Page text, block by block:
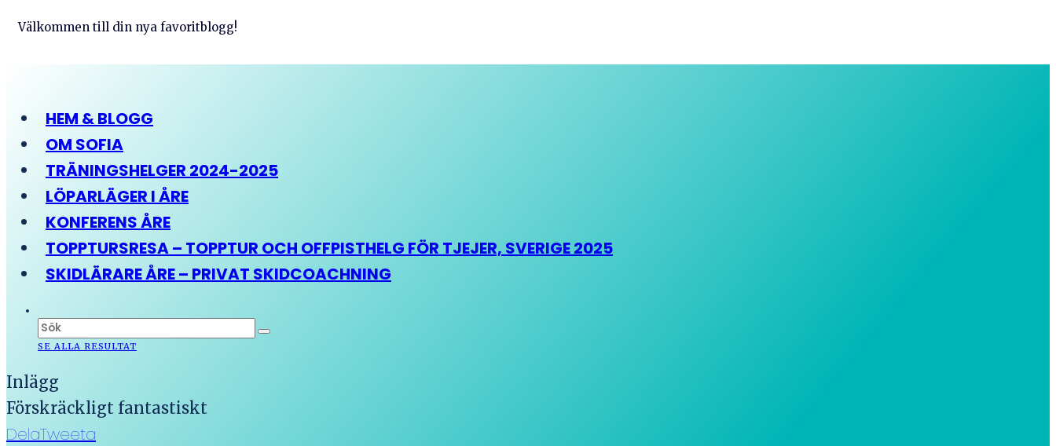
Välkommen till din nya favoritblogg!
HEM & BLOGG
OM SOFIA
TRÄNINGSHELGER 2024-2025
LÖPARLÄGER I ÅRE
KONFERENS ÅRE
TOPPTURSRESA – TOPPTUR OCH OFFPISTHELG FÖR TJEJER, SVERIGE 2025
SKIDLÄRARE ÅRE – PRIVAT SKIDCOACHNING
SE ALLA RESULTAT
Inlägg
Förskräckligt fantastiskt
DelaTweeta